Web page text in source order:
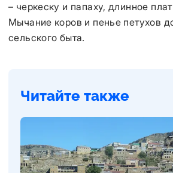
– черкеску и папаху, длинное
Мычание коров и пенье петухов
сельского быта.
Читайте также